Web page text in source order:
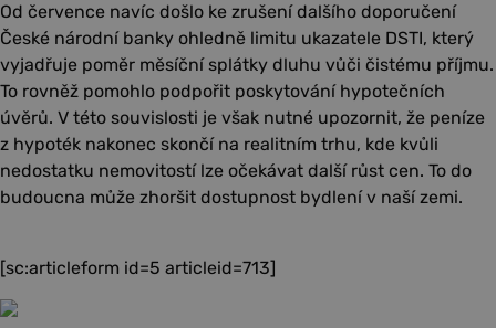
Od července navíc došlo ke zrušení dalšího doporučení
České národní banky ohledně limitu ukazatele DSTI, který
vyjadřuje poměr měsíční splátky dluhu vůči čistému příjmu.
To rovněž pomohlo podpořit poskytování hypotečních
úvěrů. V této souvislosti je však nutné upozornit, že peníze
z hypoték nakonec skončí na realitním trhu, kde kvůli
nedostatku nemovitostí lze očekávat další růst cen. To do
budoucna může zhoršit dostupnost bydlení v naší zemi.
[sc:articleform id=5 articleid=713]